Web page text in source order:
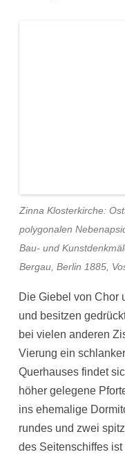
Zinna Klosterkirche:
polygonalen
Bau- und
Bergau, Berlin 1885,
Die Giebel von Chor
und besitzen
bei vielen anderen
Vierung ein
Querhauses findet
höher gelegene
ins ehemalige
rundes und zwei
des Seitenschiffes